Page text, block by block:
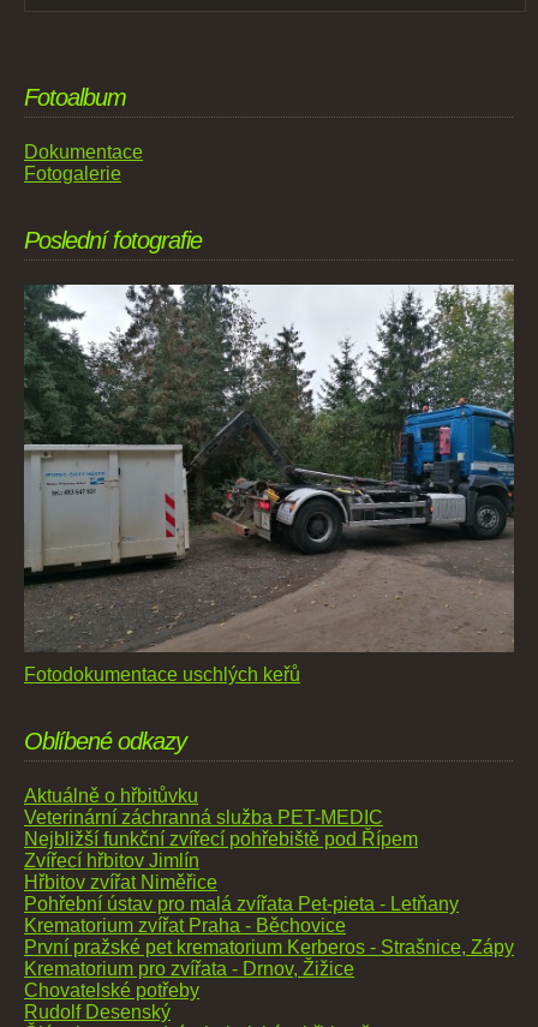
Fotoalbum
Dokumentace
Fotogalerie
Poslední fotografie
Fotodokumentace uschlých keřů
Oblíbené odkazy
Aktuálně o hřbitůvku
Veterinární záchranná služba PET-MEDIC
Nejbližší funkční zvířecí pohřebiště pod Řípem
Zvířecí hřbitov Jimlín
Hřbitov zvířat Niměřice
Pohřební ústav pro malá zvířata Pet-pieta - Letňany
Krematorium zvířat Praha - Běchovice
První pražské pet krematorium Kerberos - Strašnice, Zápy
Krematorium pro zvířata - Drnov, Žižice
Chovatelské potřeby
Rudolf Desenský